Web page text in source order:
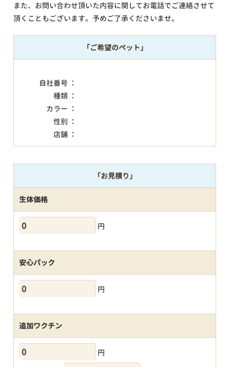
また、お問い合わせ頂いた内容に関してお電話でご連絡させて
頂くこともございます。予めご了承くださいませ。
「ご希望のペット」
自社番号 ：
種類 ：
カラー ：
性別 ：
店舗 ：
「お見積り」
生体価格
円
安心パック
円
追加ワクチン
円